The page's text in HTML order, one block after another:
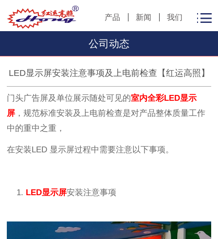
产品 新闻 我们
公司动态
LED显示屏安装注意事项及上电前检查【红运高照】
门头广告屏及单位展示随处可见的室内全彩LED显示
屏 ，规范标准安装及上电前检查是对产品整体质量工作
中的重中之重，
在安装 LED 显示屏过程中需要注意以下事项。
1. LED显示屏安装注意事项